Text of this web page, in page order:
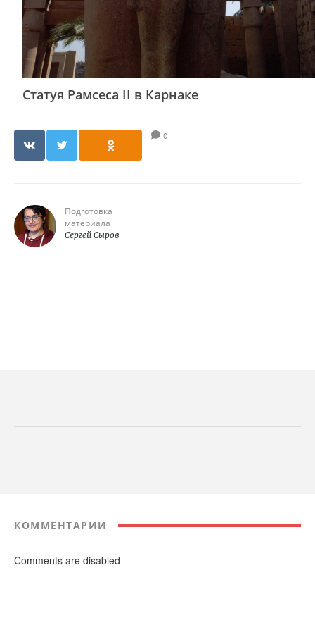
Статуя Рамсеса II в Карнаке
0
Подготовка
материала
Сергей Сыров
КОММЕНТАРИИ
Comments are disabled